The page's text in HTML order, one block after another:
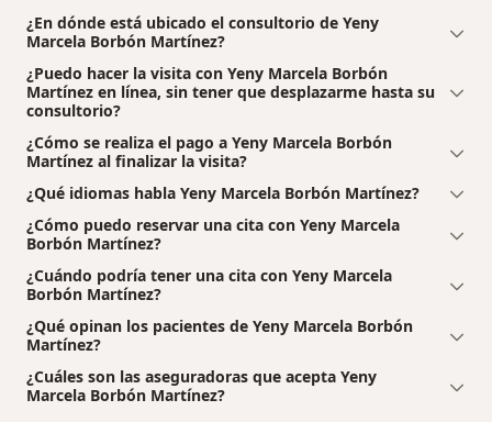
¿En dónde está ubicado el consultorio de Yeny
Marcela Borbón Martínez?
¿Puedo hacer la visita con Yeny Marcela Borbón
Martínez en línea, sin tener que desplazarme hasta su
consultorio?
¿Cómo se realiza el pago a Yeny Marcela Borbón
Martínez al finalizar la visita?
¿Qué idiomas habla Yeny Marcela Borbón Martínez?
¿Cómo puedo reservar una cita con Yeny Marcela
Borbón Martínez?
¿Cuándo podría tener una cita con Yeny Marcela
Borbón Martínez?
¿Qué opinan los pacientes de Yeny Marcela Borbón
Martínez?
¿Cuáles son las aseguradoras que acepta Yeny
Marcela Borbón Martínez?